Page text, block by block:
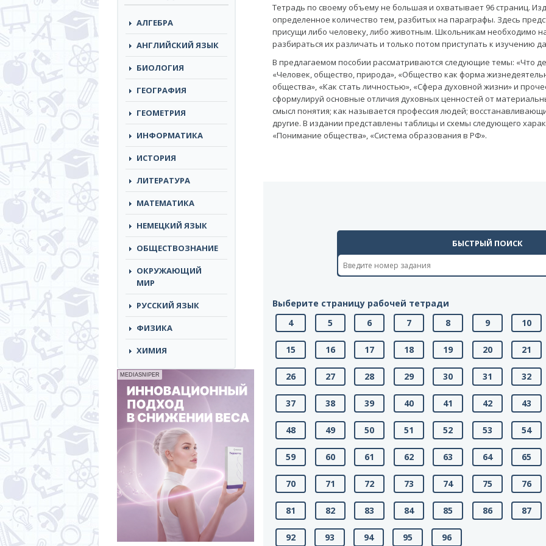
АЛГЕБРА
АНГЛИЙСКИЙ ЯЗЫК
БИОЛОГИЯ
ГЕОГРАФИЯ
ГЕОМЕТРИЯ
ИНФОРМАТИКА
ИСТОРИЯ
ЛИТЕРАТУРА
МАТЕМАТИКА
НЕМЕЦКИЙ ЯЗЫК
ОБЩЕСТВОЗНАНИЕ
ОКРУЖАЮЩИЙ
МИР
РУССКИЙ ЯЗЫК
ФИЗИКА
ХИМИЯ
MEDIASNIPER
Тетрадь по своему объему не большая и охватывает 96 страниц.
определенное количество тем, разбитых на параграфы. Здесь
присущи либо человеку, либо животным. Школьникам необходимо
разбираться их различать и только потом приступать к изучению
В предлагаемом пособии рассматриваются следующие темы: «Что
«Человек, общество, природа», «Общество как форма
общества», «Как стать личностью», «Сфера духовной жизни» и
сформулируй основные отличия духовных ценностей от
смысл понятия; как называется профессия людей;
другие. В издании представлены таблицы и схемы следующего
«Понимание общества», «Система образования в РФ».
БЫСТРЫЙ ПОИСК
Выберите страницу рабочей тетради
4
5 6 7 8 9 10
15 16 17 18 19 20 21
26 27 28 29 30 31 32
37 38 39 40 41 42 43
48 49 50 51 52 53 54
59 60 61 62 63 64 65
70 71 72 73 74 75 76
81 82 83 84 85 86 87
92 93 94 95 96